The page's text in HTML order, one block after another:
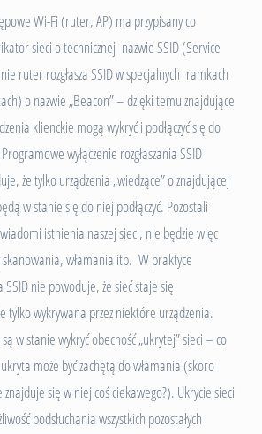
Wi-Fi (ruter, AP) ma przypisany co
sieci o technicznej nazwie SSID (Service
ruter rozgłasza SSID w specjalnych ramkach
o nazwie „Beacon” – dzięki temu znajdujące
klienckie mogą wykryć i podłączyć się do
wyłączenie rozgłaszania SSID
że tylko urządzenia „wiedzące” o znajdującej
w stanie się do niej podłączyć. Pozostali
istnienia naszej sieci, nie będzie więc
włamania itp. W praktyce
SSID nie powoduje, że sieć staje się
tylko wykrywana przez niektóre urządzenia.
w stanie wykryć obecność „ukrytej” sieci – co
może być zachętą do włamania (skoro
znajduje się w niej coś ciekawego?). Ukrycie sieci
podsłuchania wszystkich pozostałych